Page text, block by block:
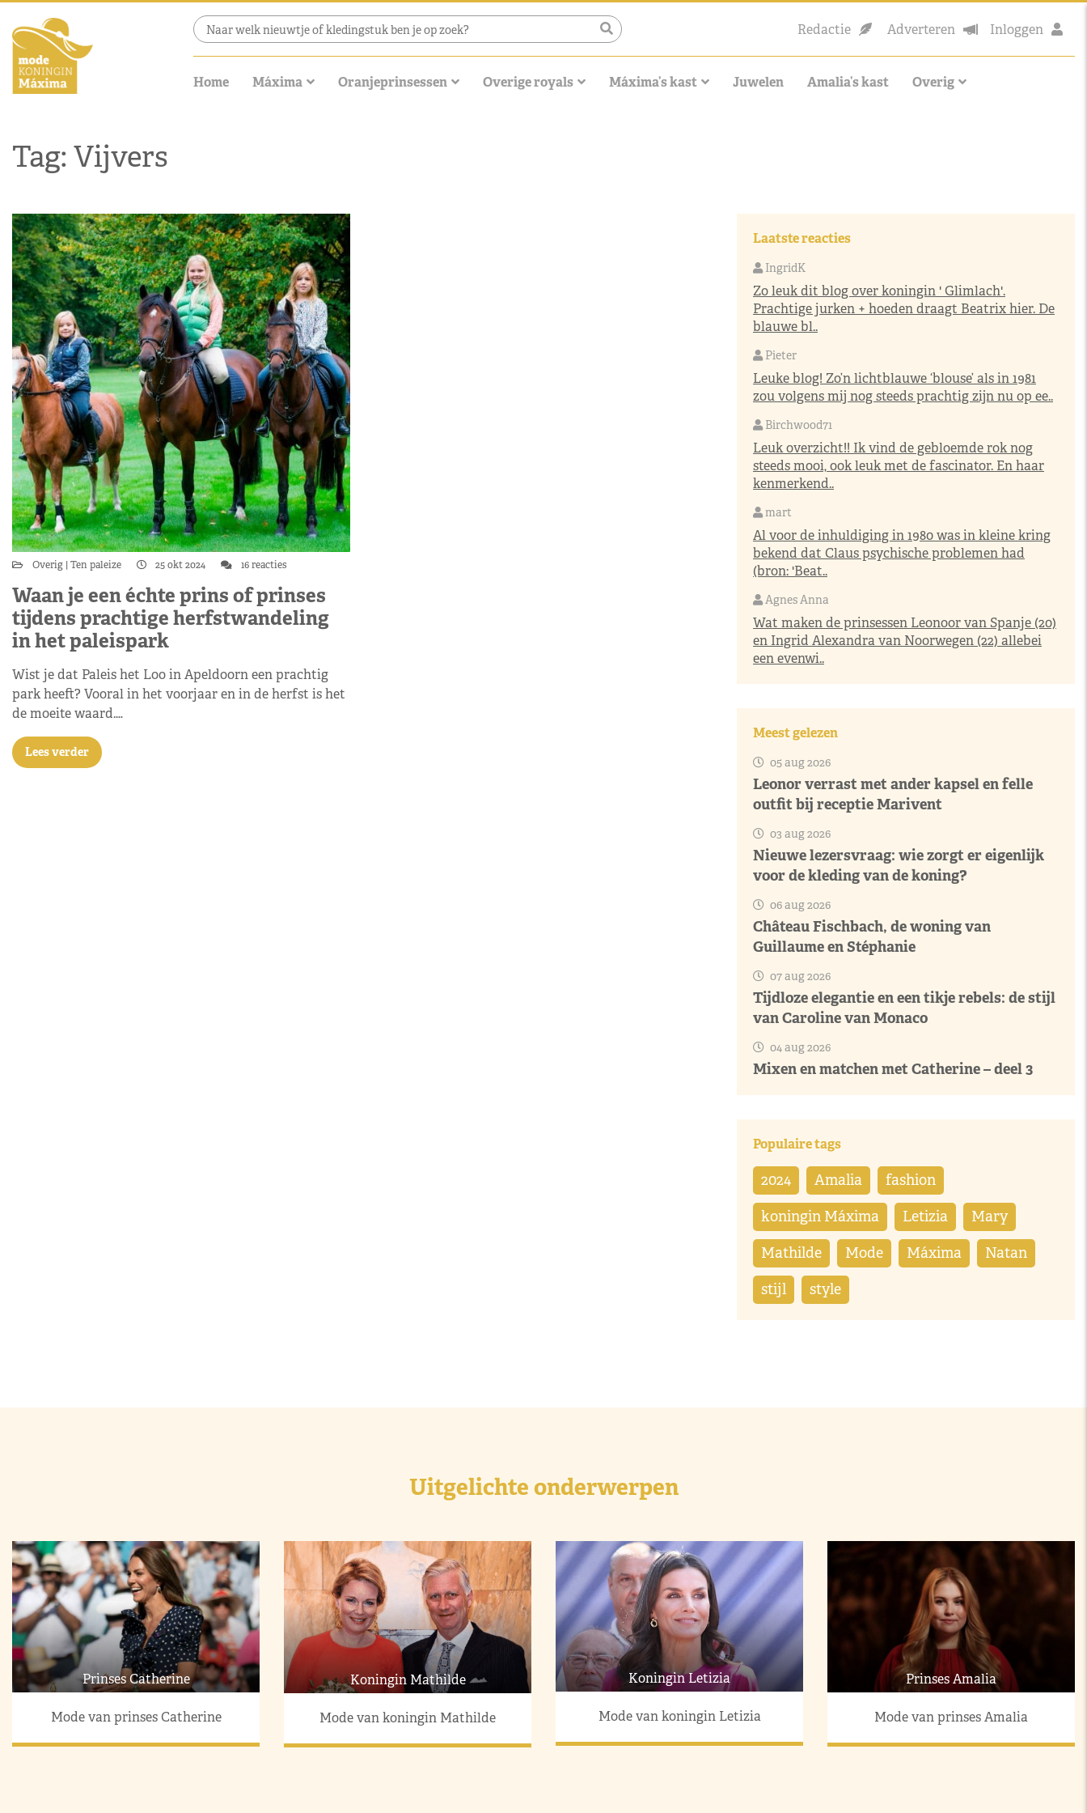
Redactie Adverteren Inloggen
Home Máxima Oranjeprinsessen Overige royals Máxima’s kast Juwelen Amalia’s kast Overig
Tag: Vijvers
Overig Ten paleize 25 okt 2024 16 reacties
Waan je een échte prins of prinses
tijdens prachtige herfstwandeling
in het paleispark
Wist je dat Paleis het Loo in Apeldoorn een prachtig
park heeft? Vooral in het voorjaar en in de herfst is het
de moeite waard.…
Lees verder
Laatste reacties
IngridK
Zo leuk dit blog over koningin ' Glimlach'.
Prachtige jurken + hoeden draagt Beatrix hier. De
blauwe bl..
Pieter
Leuke blog! Zo’n lichtblauwe ‘blouse’ als in 1981
zou volgens mij nog steeds prachtig zijn nu op ee..
Birchwood71
Leuk overzicht!! Ik vind de gebloemde rok nog
steeds mooi, ook leuk met de fascinator. En haar
kenmerkend..
mart
Al voor de inhuldiging in 1980 was in kleine kring
bekend dat Claus psychische problemen had
(bron: 'Beat..
Agnes Anna
Wat maken de prinsessen Leonoor van Spanje (20)
en Ingrid Alexandra van Noorwegen (22) allebei
een evenwi..
Meest gelezen
05 aug 2026
Leonor verrast met ander kapsel en felle
outfit bij receptie Marivent
03 aug 2026
Nieuwe lezersvraag: wie zorgt er eigenlijk
voor de kleding van de koning?
06 aug 2026
Château Fischbach, de woning van
Guillaume en Stéphanie
07 aug 2026
Tijdloze elegantie en een tikje rebels: de stijl
van Caroline van Monaco
04 aug 2026
Mixen en matchen met Catherine – deel 3
Populaire tags
2024 Amalia fashion
koningin Máxima Letizia Mary
Mathilde Mode Máxima Natan
stijl style
Uitgelichte onderwerpen
Prinses Catherine
Mode van prinses Catherine
Koningin Mathilde
Mode van koningin Mathilde
Koningin Letizia
Mode van koningin Letizia
Prinses Amalia
Mode van prinses Amalia